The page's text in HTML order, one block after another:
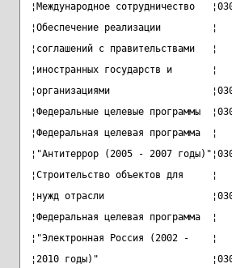
¦Международное сотрудничество
¦Обеспечение реализации
¦соглашений с
¦иностранных государств и
¦организациями
¦Федеральные целевые программы
¦Федеральная целевая
¦"Антитеррор (2005 - 2007
¦Строительство объектов
¦нужд отрасли
¦Федеральная целевая
¦"Электронная Россия (2002
¦2010 годы)"